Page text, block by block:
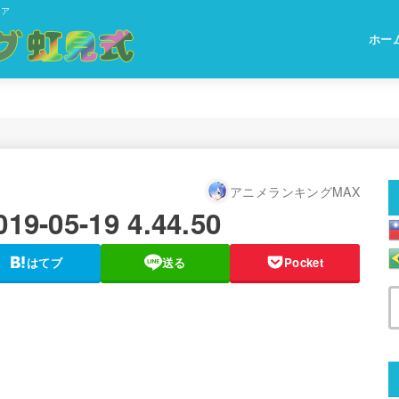
ホー
アニメランキングMAX
05-19 4.44.50
はてブ 送る Pocket